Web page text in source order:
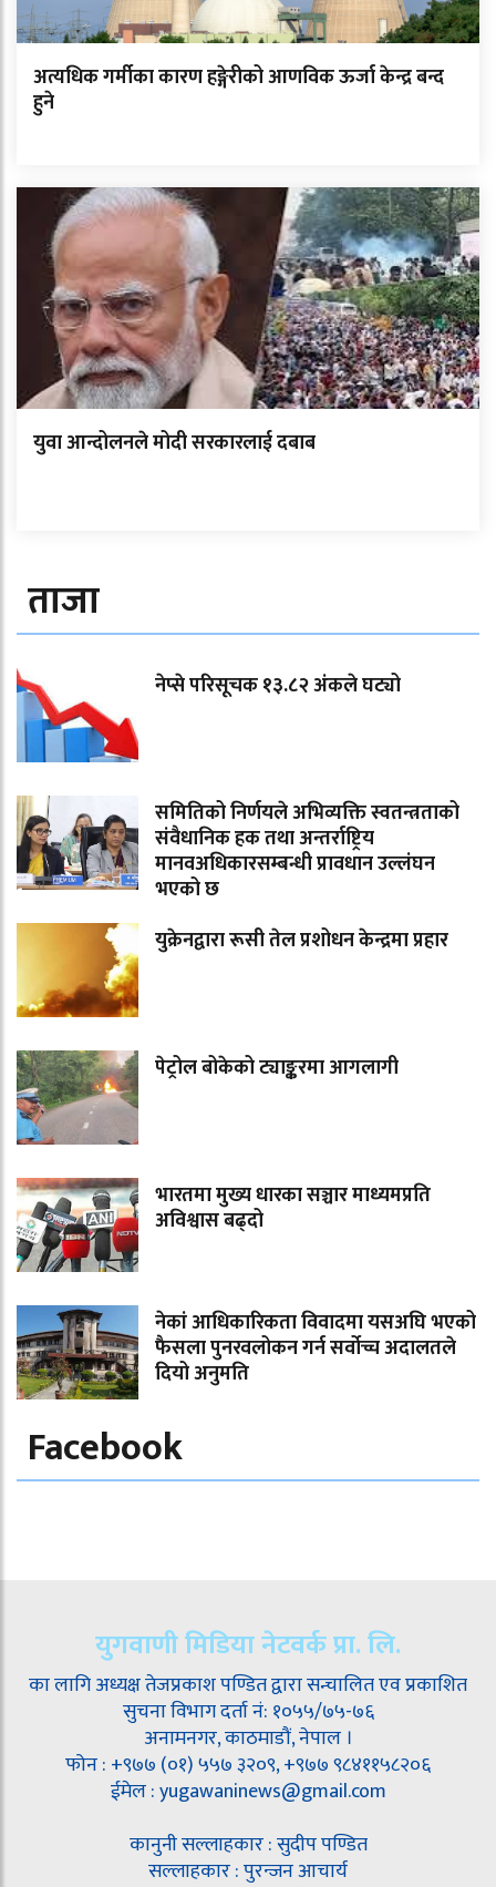
अत्यधिक गर्मीका कारण हङ्गेरीको आणविक ऊर्जा केन्द्र बन्द
हुने
युवा आन्दोलनले मोदी सरकारलाई दबाब
ताजा
नेप्से परिसूचक १३.८२ अंकले घट्यो
समितिको निर्णयले अभिव्यक्ति स्वतन्त्रताको
संवैधानिक हक तथा अन्तर्राष्ट्रिय
मानवअधिकारसम्बन्धी प्रावधान उल्लंघन
भएको छ
युक्रेनद्वारा रूसी तेल प्रशोधन केन्द्रमा प्रहार
पेट्रोल बोकेको ट्याङ्करमा आगलागी
भारतमा मुख्य धारका सञ्चार माध्यमप्रति
अविश्वास बढ्दो
नेकां आधिकारिकता विवादमा यसअघि भएको
फैसला पुनरवलोकन गर्न सर्वोच्च अदालतले
दियो अनुमति
Facebook
युगवाणी मिडिया नेटवर्क प्रा. लि.
का लागि अध्यक्ष तेजप्रकाश पण्डित द्वारा सन्चालित एव प्रकाशित
सुचना विभाग दर्ता नं: १०५५/७५-७६
अनामनगर, काठमाडौं, नेपाल ।
फोन : +९७७ (०१) ५५७ ३२०९, +९७७ ९८४११५८२०६
ईमेल : yugawaninews@gmail.com
कानुनी सल्लाहकार : सुदीप पण्डित
सल्लाहकार : पुरन्जन आचार्य